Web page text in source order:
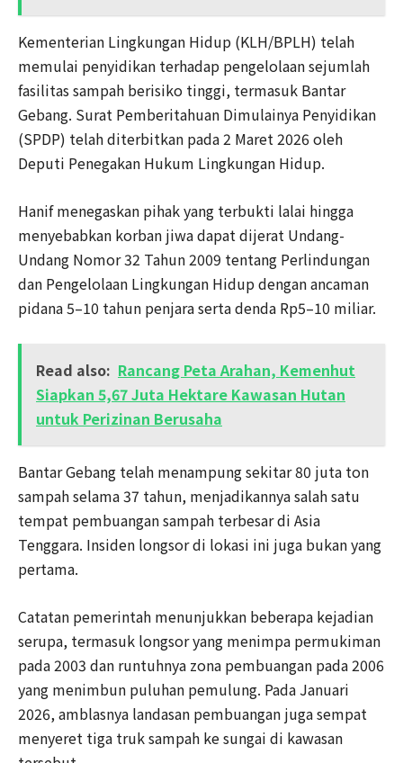
Kementerian Lingkungan Hidup (KLH/BPLH) telah
memulai penyidikan terhadap pengelolaan sejumlah
fasilitas sampah berisiko tinggi, termasuk Bantar
Gebang. Surat Pemberitahuan Dimulainya Penyidikan
(SPDP) telah diterbitkan pada 2 Maret 2026 oleh
Deputi Penegakan Hukum Lingkungan Hidup.
Hanif menegaskan pihak yang terbukti lalai hingga
menyebabkan korban jiwa dapat dijerat Undang-
Undang Nomor 32 Tahun 2009 tentang Perlindungan
dan Pengelolaan Lingkungan Hidup dengan ancaman
pidana 5–10 tahun penjara serta denda Rp5–10 miliar.
Read also: Rancang Peta Arahan, Kemenhut
Siapkan 5,67 Juta Hektare Kawasan Hutan
untuk Perizinan Berusaha
Bantar Gebang telah menampung sekitar 80 juta ton
sampah selama 37 tahun, menjadikannya salah satu
tempat pembuangan sampah terbesar di Asia
Tenggara. Insiden longsor di lokasi ini juga bukan yang
pertama.
Catatan pemerintah menunjukkan beberapa kejadian
serupa, termasuk longsor yang menimpa permukiman
pada 2003 dan runtuhnya zona pembuangan pada 2006
yang menimbun puluhan pemulung. Pada Januari
2026, amblasnya landasan pembuangan juga sempat
menyeret tiga truk sampah ke sungai di kawasan